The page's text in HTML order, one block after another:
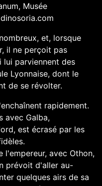
Musée
et, lorsque
il ne perçoit pas
lui parviennent des
Lyonnaise, dont le
de se révolter.
rapidement.
avec Galba,
est écrasé par les
l'empereur, avec Othon,
prévoit d'aller au-
quelques airs de sa